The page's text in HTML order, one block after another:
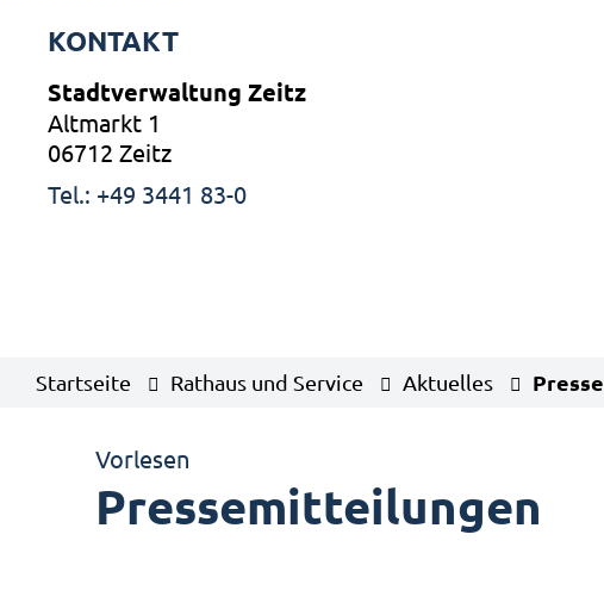
KONTAKT
Stadtverwaltung Zeitz
Altmarkt 1
06712 Zeitz
Tel.: +49 3441 83-0
Startseite Rathaus und Service Aktuelles
Vorlesen
Pressemitteilungen